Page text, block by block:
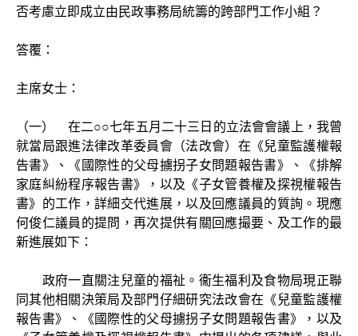
否考慮立即成立由民政事務局統籌的跨部門工作小組？
答覆：
主席女士：
（一） 在二○○七年五月二十三日的立法會會議上，我曾
就當局跟進法律改革委員會（法改會）在《兒童監護權報
告書》、《國際性的父母擄拐子女問題報告書》、《排解
家庭糾紛程序報告書》，以及《子女管養權及探視權報告
書》的工作，詳細交代進展，以及回應議員的質詢。現應
何俊仁議員的提問，再次提供有關回應撮要、及工作的最
新進展如下：
政府一直關注兒童的福祉。衞生福利及食物局現正聯
同其他相關決策局及部門仔細研究法改會在《兒童監護權
報告書》、《國際性的父母擄拐子女問題報告書》，以及